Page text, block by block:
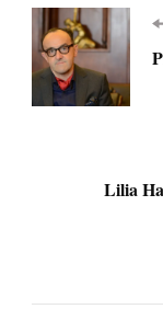
d'article
Lilia